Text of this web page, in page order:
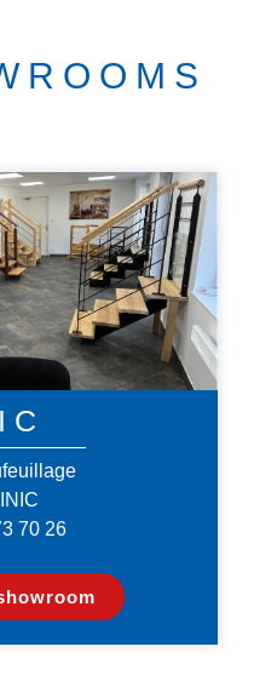
70 26